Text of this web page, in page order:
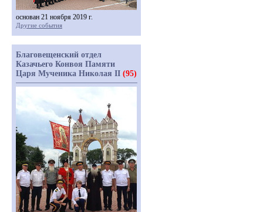
основан 21 ноября 2019 г.
Другие события
Благовещенский отдел
Казачьего Конвоя Памяти
Царя Мученика Николая II (95)